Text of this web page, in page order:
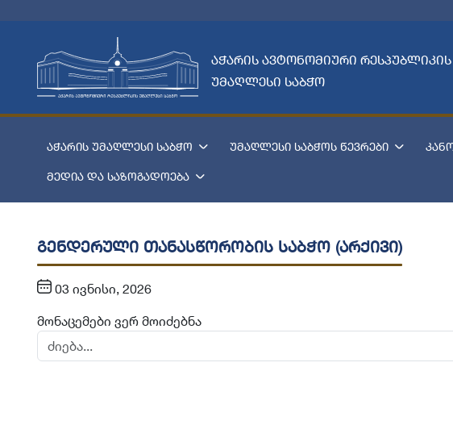
აჭარის ავტონომიური რესპუბლიკის
უმაღლესი საბჭო
აჭარის უმაღლესი საბჭო უმაღლესი საბჭოს წევრები
მედია და საზოგადოება
გენდერული თანასწორობის საბჭო (არქივი)
03 ივნისი, 2026
მონაცემები ვერ მოიძებნა